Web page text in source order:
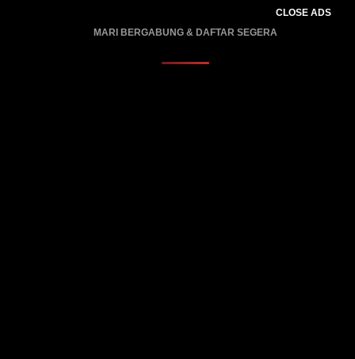
CLOSE ADS
MARI BERGABUNG & DAFTAR SEGERA